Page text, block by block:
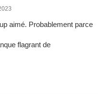
aimé. Probablement parce
flagrant de